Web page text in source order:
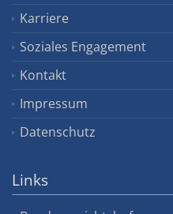
Karriere
Soziales Engagement
Kontakt
Impressum
Datenschutz
Links